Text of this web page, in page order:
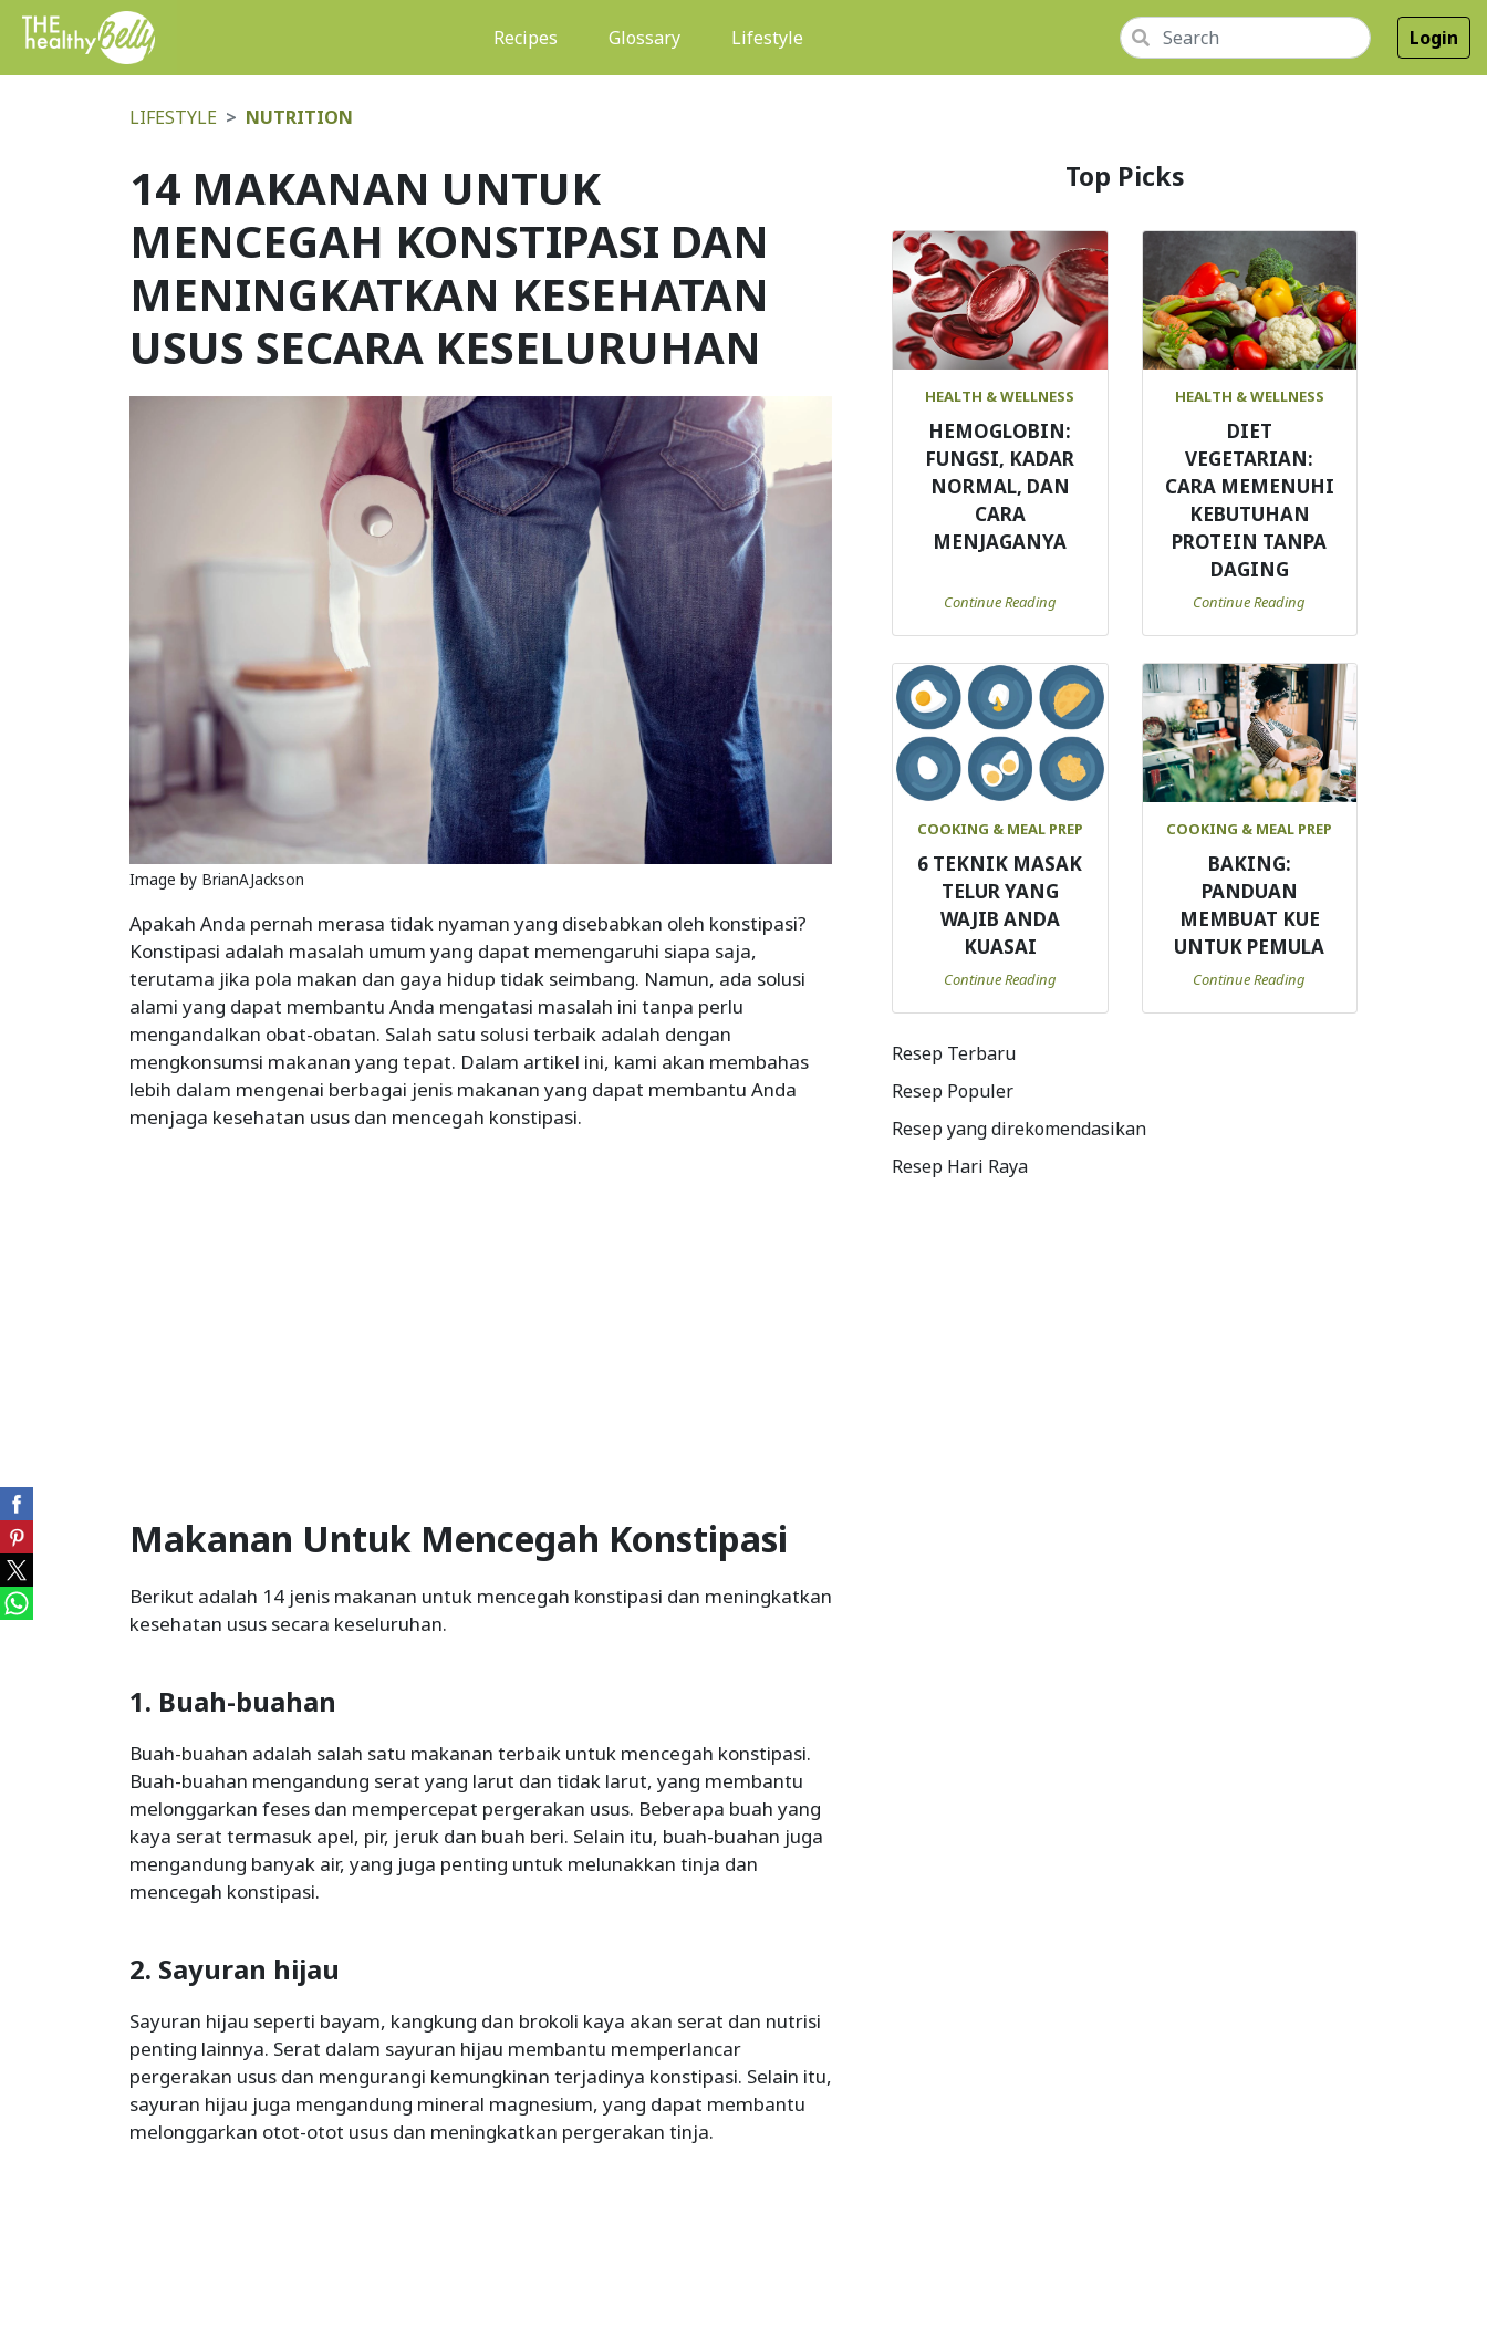
Recipes (current)Glossary Lifestyle Login
LIFESTYLE NUTRITION
14 MAKANAN UNTUK
MENCEGAH KONSTIPASI DAN
MENINGKATKAN KESEHATAN
USUS SECARA KESELURUHAN
Image by BrianAJackson
Apakah Anda pernah merasa tidak nyaman yang disebabkan oleh konstipasi?
Konstipasi adalah masalah umum yang dapat memengaruhi siapa saja,
terutama jika pola makan dan gaya hidup tidak seimbang. Namun, ada solusi
alami yang dapat membantu Anda mengatasi masalah ini tanpa perlu
mengandalkan obat-obatan. Salah satu solusi terbaik adalah dengan
mengkonsumsi makanan yang tepat. Dalam artikel ini, kami akan membahas
lebih dalam mengenai berbagai jenis makanan yang dapat membantu Anda
menjaga kesehatan usus dan mencegah konstipasi.
Makanan Untuk Mencegah Konstipasi
Berikut adalah 14 jenis makanan untuk mencegah konstipasi dan meningkatkan
kesehatan usus secara keseluruhan.
1. Buah-buahan
Buah-buahan adalah salah satu makanan terbaik untuk mencegah konstipasi.
Buah-buahan mengandung serat yang larut dan tidak larut, yang membantu
melonggarkan feses dan mempercepat pergerakan usus. Beberapa buah yang
kaya serat termasuk apel, pir, jeruk dan buah beri. Selain itu, buah-buahan juga
mengandung banyak air, yang juga penting untuk melunakkan tinja dan
mencegah konstipasi.
2. Sayuran hijau
Sayuran hijau seperti bayam, kangkung dan brokoli kaya akan serat dan nutrisi
penting lainnya. Serat dalam sayuran hijau membantu memperlancar
pergerakan usus dan mengurangi kemungkinan terjadinya konstipasi. Selain itu,
sayuran hijau juga mengandung mineral magnesium, yang dapat membantu
melonggarkan otot-otot usus dan meningkatkan pergerakan tinja.
Top Picks
HEALTH & WELLNESS
HEMOGLOBIN:
FUNGSI, KADAR
NORMAL, DAN
CARA
MENJAGANYA
Continue Reading
HEALTH & WELLNESS
DIET
VEGETARIAN:
CARA MEMENUHI
KEBUTUHAN
PROTEIN TANPA
DAGING
Continue Reading
COOKING & MEAL PREP
6 TEKNIK MASAK
TELUR YANG
WAJIB ANDA
KUASAI
Continue Reading
COOKING & MEAL PREP
BAKING:
PANDUAN
MEMBUAT KUE
UNTUK PEMULA
Continue Reading
Resep Terbaru
Resep Populer
Resep yang direkomendasikan
Resep Hari Raya